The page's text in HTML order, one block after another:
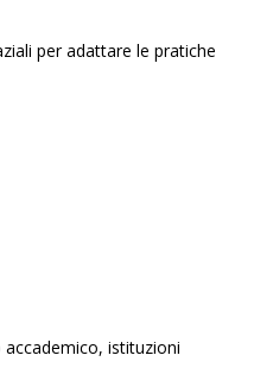
per adattare le pratiche
istituzioni